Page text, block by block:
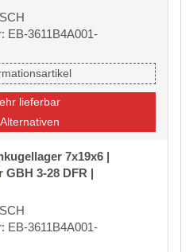
EB-3611B4A001-
lieferbar
7x19x6 |
GBH 3-28 DFR |
EB-3611B4A001-